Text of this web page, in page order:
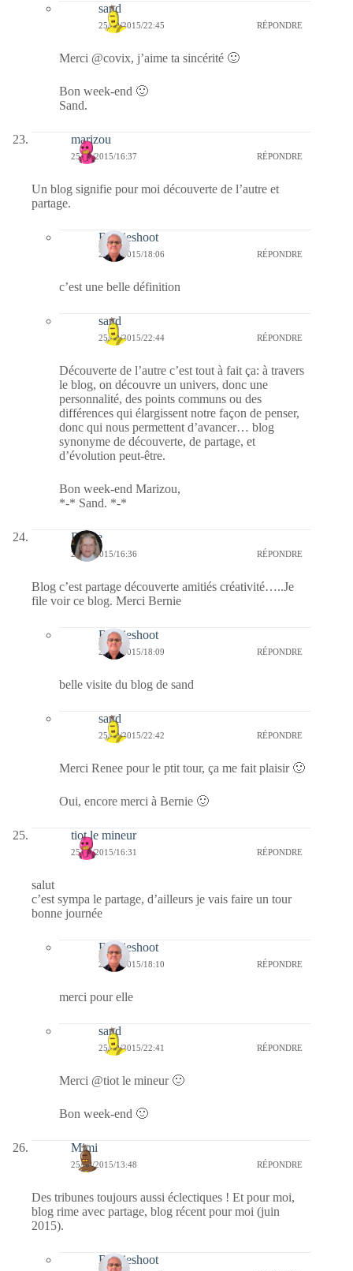
sand
25/09/2015/22:45 RÉPONDRE
Merci @covix, j’aime ta sincérité 🙂
Bon week-end 🙂
Sand.
marizou
25/09/2015/16:37 RÉPONDRE
Un blog signifie pour moi découverte de l’autre et
partage.
Bernieshoot
25/09/2015/18:06 RÉPONDRE
c’est une belle définition
sand
25/09/2015/22:44 RÉPONDRE
Découverte de l’autre c’est tout à fait ça: à travers
le blog, on découvre un univers, donc une
personnalité, des points communs ou des
différences qui élargissent notre façon de penser,
donc qui nous permettent d’avancer… blog
synonyme de découverte, de partage, et
d’évolution peut-être.
Bon week-end Marizou,
*-* Sand. *-*
Renee
25/09/2015/16:36 RÉPONDRE
Blog c’est partage découverte amitiés créativité…..Je
file voir ce blog. Merci Bernie
Bernieshoot
25/09/2015/18:09 RÉPONDRE
belle visite du blog de sand
sand
25/09/2015/22:42 RÉPONDRE
Merci Renee pour le ptit tour, ça me fait plaisir 🙂
Oui, encore merci à Bernie 🙂
tiot le mineur
25/09/2015/16:31 RÉPONDRE
salut
c’est sympa le partage, d’ailleurs je vais faire un tour
bonne journée
Bernieshoot
25/09/2015/18:10 RÉPONDRE
merci pour elle
sand
25/09/2015/22:41 RÉPONDRE
Merci @tiot le mineur 🙂
Bon week-end 🙂
Mimi
25/09/2015/13:48 RÉPONDRE
Des tribunes toujours aussi éclectiques ! Et pour moi,
blog rime avec partage, blog récent pour moi (juin
2015).
Bernieshoot